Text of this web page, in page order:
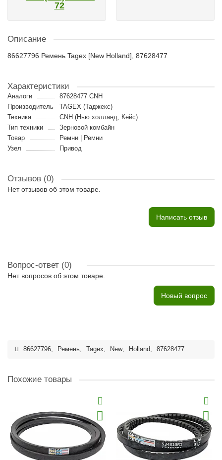
72
Описание
86627796 Ремень Tagex [New Holland], 87628477
Характеристики
Аналоги
87628477 CNH
Производитель
TAGEX (Таджекс)
Техника
CNH (Нью холланд, Кейс)
Тип техники
Зерновой комбайн
Товар
Ремни | Ремни
Узел
Привод
Отзывов (0)
Нет отзывов об этом товаре.
Написать отзыв
Вопрос-ответ (0)
Нет вопросов об этом товаре.
Новый вопрос
86627796, Ремень, Tagex, New, Holland, 87628477
Похожие товары